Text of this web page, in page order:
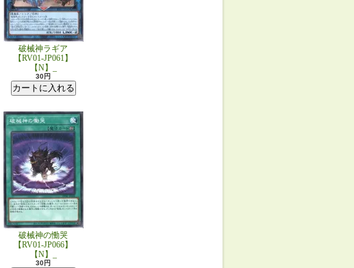
破械神ラギア
【RV01-JP061】
【N】_
30円
破械神の慟哭
【RV01-JP066】
【N】_
30円